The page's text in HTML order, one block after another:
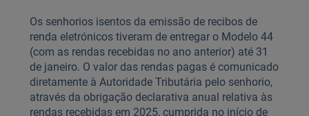
Os senhorios isentos da emissão de recibos de
renda eletrónicos tiveram de entregar o Modelo 44
(com as rendas recebidas no ano anterior) até 31
de janeiro. O valor das rendas pagas é comunicado
diretamente à Autoridade Tributária pelo senhorio,
através da obrigação declarativa anual relativa às
rendas recebidas em 2025, cumprida no início de